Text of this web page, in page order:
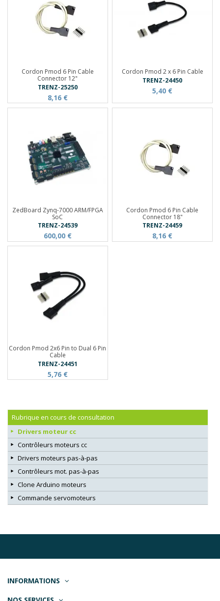
Cordon Pmod 6 Pin Cable
Connector 12"
TRENZ-25250
8,16 €
Cordon Pmod 2 x 6 Pin Cable
TRENZ-24450
5,40 €
ZedBoard Zynq-7000 ARM/FPGA
SoC
TRENZ-24539
600,00 €
Cordon Pmod 6 Pin Cable
Connector 18"
TRENZ-24459
8,16 €
Cordon Pmod 2x6 Pin to Dual 6 Pin
Cable
TRENZ-24451
5,76 €
Rubrique en cours de consultation
Drivers moteur cc
Contrôleurs moteurs cc
Drivers moteurs pas-à-pas
Contrôleurs mot. pas-à-pas
Clone Arduino moteurs
Commande servomoteurs
INFORMATIONS